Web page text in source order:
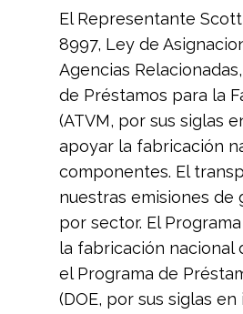
El Representante
8997, Ley de
Agencias
de Préstamos para la
(ATVM, por sus siglas
apoyar la fabricación
componentes. El
nuestras emisiones
por sector. El
la fabricación nacional
el Programa de
(DOE, por sus siglas